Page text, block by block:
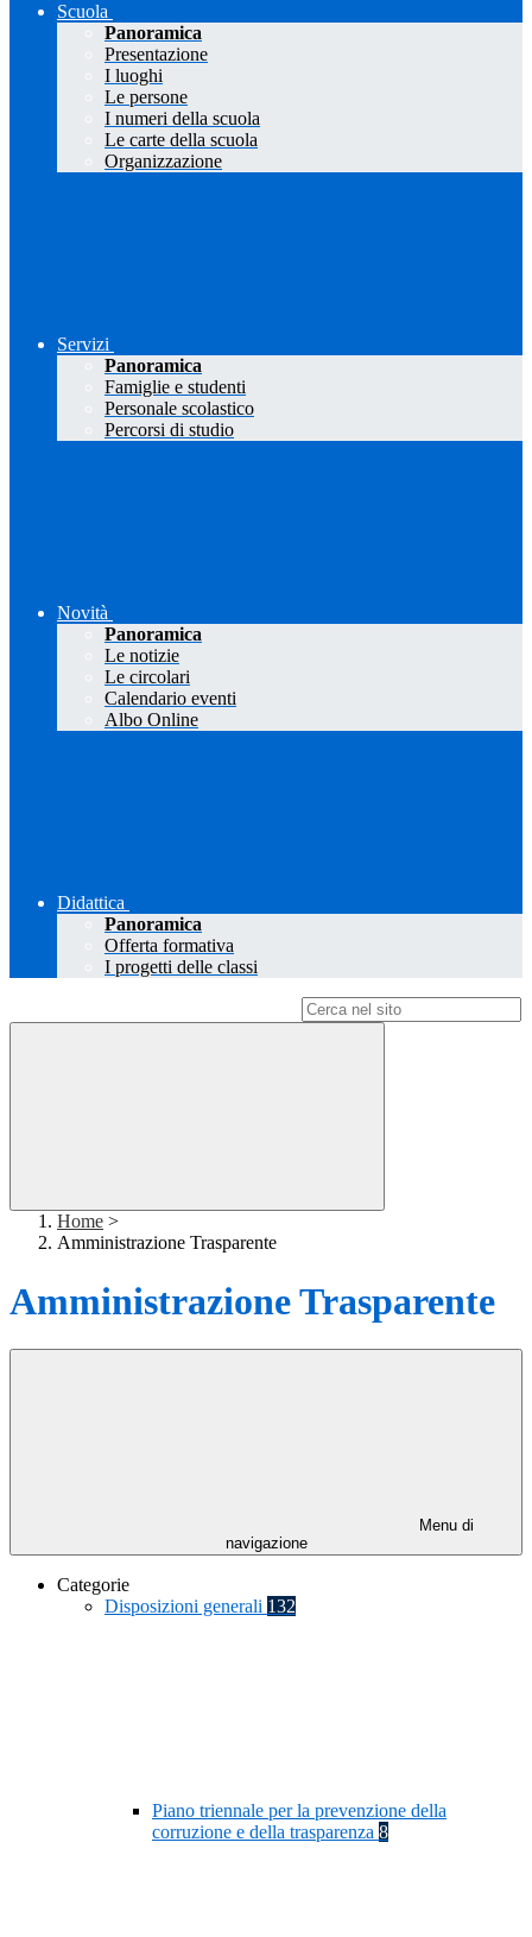
Scuola
Panoramica
Presentazione
I luoghi
Le persone
I numeri della scuola
Le carte della scuola
Organizzazione
Servizi
Panoramica
Famiglie e studenti
Personale scolastico
Percorsi di studio
Novità
Panoramica
Le notizie
Le circolari
Calendario eventi
Albo Online
Didattica
Panoramica
Offerta formativa
I progetti delle classi
Home >
Amministrazione Trasparente
Amministrazione Trasparente
Menu di
navigazione
Categorie
Disposizioni generali 132
Piano triennale per la prevenzione della
corruzione e della trasparenza 8